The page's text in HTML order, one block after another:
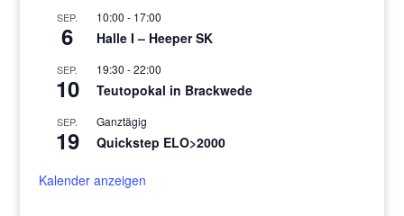
SEP.
6
10:00 - 17:00
Halle I – Heeper SK
SEP.
10
19:30 -22:00
Teutopokal in Brackwede
SEP.
19
Ganztägig
Quickstep ELO>2000
Kalender anzeigen